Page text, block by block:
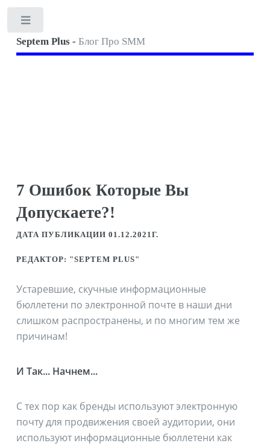
Septem Plus - Блог Про SMM
7 Ошибок Которые Вы
Допускаете?!
ДАТА ПУБЛИКАЦИИ 01.12.2021Г.
РЕДАКТОР: "SEPTEM PLUS"
Устаревшие, скучные информационные
бюллетени по электронной почте в наши дни
слишком распространены, и по многим тем же
причинам!
И Так... Начнем...
С тех пор как бренды используют электронную
почту для продвижения своей аудитории, они
используют информационные бюллетени как